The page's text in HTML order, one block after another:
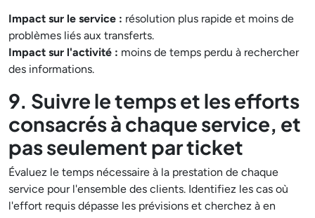
Impact sur le service : résolution plus rapide et moins de
problèmes liés aux transferts.
Impact sur l'activité : moins de temps perdu à rechercher
des informations.
9. Suivre le temps et les efforts
consacrés à chaque service, et
pas seulement par ticket
Évaluez le temps nécessaire à la prestation de chaque
service pour l'ensemble des clients. Identifiez les cas où
l'effort requis dépasse les prévisions et cherchez à en